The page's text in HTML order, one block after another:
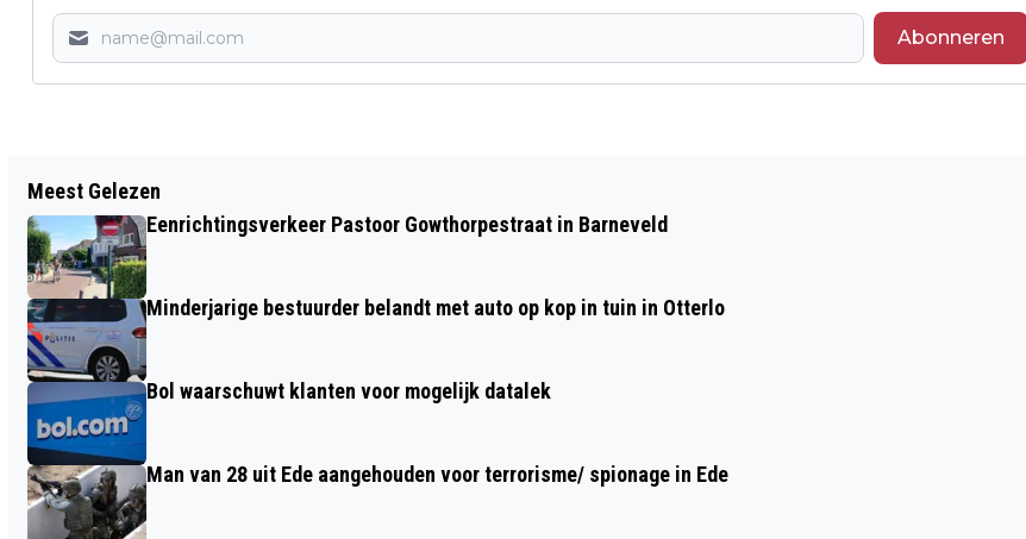
Abonneren
BRANDWEER MOET OP AFSTAND BRAND
'T HARDE BLUSSEN DOOR MUNITIE
BARNEVELD: OMGEVING KORTE TIJD
Meest Gelezen
Eenrichtingsverkeer Pastoor Gowthorpestraat in Barneveld
Minderjarige bestuurder belandt met auto op kop in tuin in Otterlo
Bol waarschuwt klanten voor mogelijk datalek
Man van 28 uit Ede aangehouden voor terrorisme/ spionage in Ede